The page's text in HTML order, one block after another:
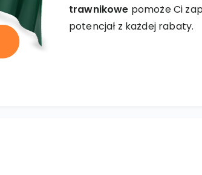
trawnikowe pomoże Ci
potencjał z każdej rabaty.